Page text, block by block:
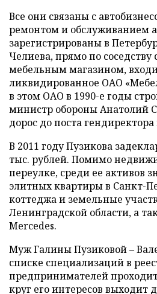
Все они связаны с
ремонтом и обслуживанием
зарегистрированы в
Челиева, прямо по
мебельным магазином,
ликвидированное ОАО
в этом ОАО в 1990-е годы
министр обороны Анатолий
дорос до поста
В 2011 году Пузикова
тыс. рублей. Помимо
переулке, среди ее активов
элитных квартиры в Санкт-
коттеджа и земельные
Ленинградской области, а
Mercedes.
Муж Галины Пузиковой –
списке специализаций в
предпринимателей
круг его интересов выходит